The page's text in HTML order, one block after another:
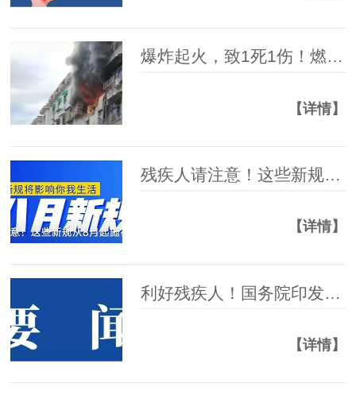
爆炸起火，致1死1伤！燃气安全提示→
【详情】
残疾人请注意！这些新规从8月起施行
【详情】
利好残疾人！国务院印发《全民健身计划（2026－2030年）》
【详情】